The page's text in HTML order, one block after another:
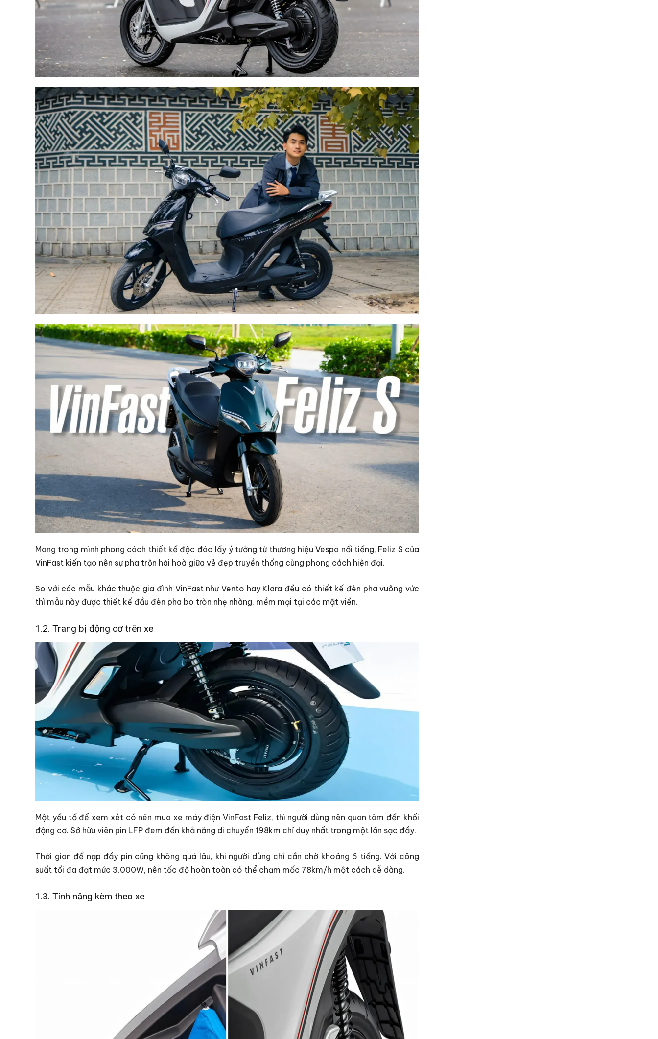
Mang trong mình phong cách thiết kế độc đáo lấy ý tưởng từ thương hiệu Vespa nổi tiếng, Feliz S của
VinFast kiến tạo nên sự pha trộn hài hoà giữa vẻ đẹp truyền thống cùng phong cách hiện đại.
So với các mẫu khác thuộc gia đình VinFast như Vento hay Klara đều có thiết kế đèn pha vuông vức
thì mẫu này được thiết kế đầu đèn pha bo tròn nhẹ nhàng, mềm mại tại các mặt viền.
1.2. Trang bị động cơ trên xe
Một yếu tố để xem xét có nên mua xe máy điện VinFast Feliz, thì người dùng nên quan tâm đến khối
động cơ. Sở hữu viên pin LFP đem đến khả năng di chuyển 198km chỉ duy nhất trong một lần sạc đầy.
Thời gian để nạp đầy pin cũng không quá lâu, khi người dùng chỉ cần chờ khoảng 6 tiếng. Với công
suất tối đa đạt mức 3.000W, nên tốc độ hoàn toàn có thể chạm mốc 78km/h một cách dễ dàng.
1.3. Tính năng kèm theo xe